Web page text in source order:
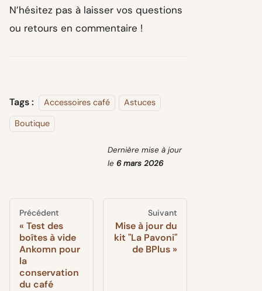
N’hésitez pas à laisser vos questions
ou retours en commentaire !
Tags : Accessoires café
Astuces
Boutique
Dernière mise à jour
le 6 mars 2026
Précédent
Test des
boîtes à vide
Ankomn pour
la
conservation
du café
Suivant
Mise à jour du
kit "La Pavoni"
de BPlus